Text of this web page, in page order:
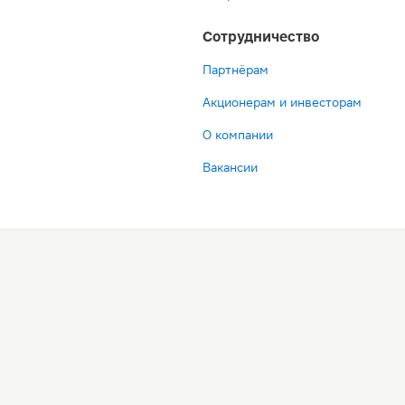
Сотрудничество
Партнёрам
Акционерам и инвесторам
О компании
Вакансии